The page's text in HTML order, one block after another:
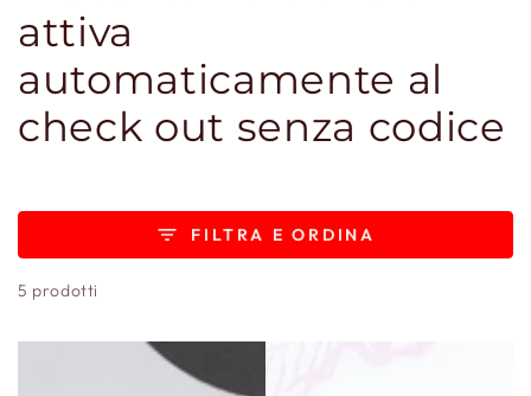
attiva
automaticamente al
check out senza codice
FILTRA E ORDINA
5 prodotti